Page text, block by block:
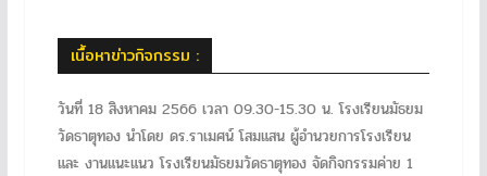
เนื้อหาข่าวกิจกรรม :
วันที่ 18 สิงหาคม 2566 เวลา 09.30-15.30 น. โรงเรียนมัธยม
วัดธาตุทอง นำโดย ดร.ราเมศน์ โสมแสน ผู้อำนวยการโรงเรียน
และ งานแนะแนว โรงเรียนมัธยมวัดธาตุทอง จัดกิจกรรมค่าย 1